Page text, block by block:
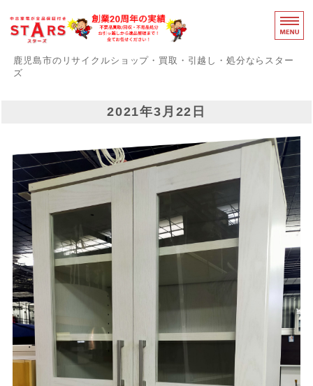
鹿児島の
鹿児島市のリサイクルショップ・買取・引越し・処分ならスター
ズ
事務用品買取中
感染症対策
お問い合わせ
2021年3月22日